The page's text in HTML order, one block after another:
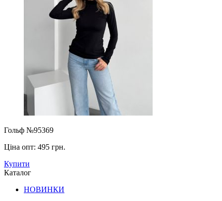
Гольф №95369
Ціна опт: 495 грн.
Купити
Каталог
НОВИНКИ